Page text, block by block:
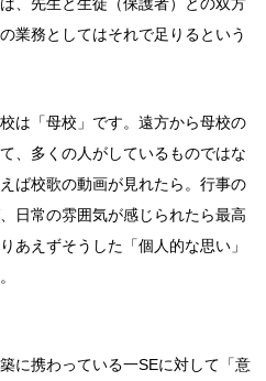
業務としてはそれで足りるという
は「母校」です。遠方から母校の
、多くの人がしているものではな
ば校歌の動画が見れたら。行事の
日常の雰囲気が感じられたら最高
あえずそうした「個人的な思い」
に携わっている一SEに対して「意